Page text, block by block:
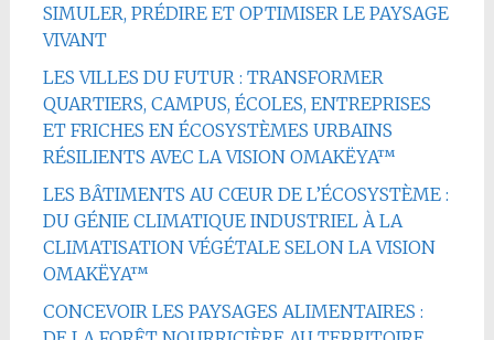
SIMULER, PRÉDIRE ET OPTIMISER LE PAYSAGE
VIVANT
LES VILLES DU FUTUR : TRANSFORMER
QUARTIERS, CAMPUS, ÉCOLES, ENTREPRISES
ET FRICHES EN ÉCOSYSTÈMES URBAINS
RÉSILIENTS AVEC LA VISION OMAKËYA™
LES BÂTIMENTS AU CŒUR DE L’ÉCOSYSTÈME :
DU GÉNIE CLIMATIQUE INDUSTRIEL À LA
CLIMATISATION VÉGÉTALE SELON LA VISION
OMAKËYA™
CONCEVOIR LES PAYSAGES ALIMENTAIRES :